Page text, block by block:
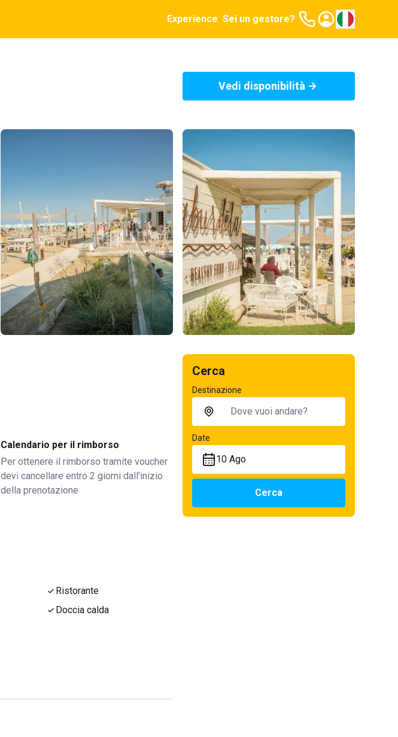
Experience Sei un gestore?
Vedi disponibilità
Calendario per il rimborso
Per ottenere il rimborso tramite voucher
devi cancellare entro 2 giorni dall'inizio
della prenotazione
Ristorante
Doccia calda
Cerca
Destinazione
Date
10 Ago
Cerca